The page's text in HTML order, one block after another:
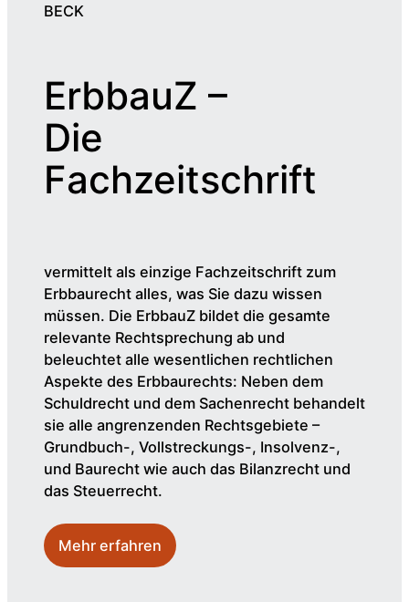
BECK
ErbbauZ –
Die
Fachzeitschrift
vermittelt als einzige Fachzeitschrift zum
Erbbaurecht alles, was Sie dazu wissen
müssen. Die ErbbauZ bildet die gesamte
relevante Rechtsprechung ab und
beleuchtet alle wesentlichen rechtlichen
Aspekte des Erbbaurechts: Neben dem
Schuldrecht und dem Sachenrecht behandelt
sie alle angrenzenden Rechtsgebiete –
Grundbuch-, Vollstreckungs-, Insolvenz-,
und Baurecht wie auch das Bilanzrecht und
das Steuerrecht.
Mehr erfahren